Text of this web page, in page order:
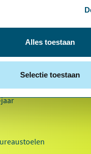
Alles toestaan
Selectie toestaan